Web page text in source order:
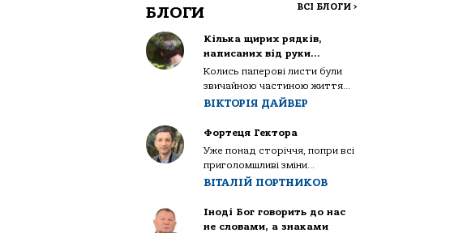
БЛОГИ ВСІ БЛОГИ >
Кілька щирих рядків,
написаних від руки…
Колись паперові листи були
звичайною частиною життя...
ВІКТОРІЯ ДАЙВЕР
Фортеця Гектора
Уже понад сторіччя, попри всі
приголомшливі зміни...
ВІТАЛІЙ ПОРТНИКОВ
Іноді Бог говорить до нас
не словами, а знаками